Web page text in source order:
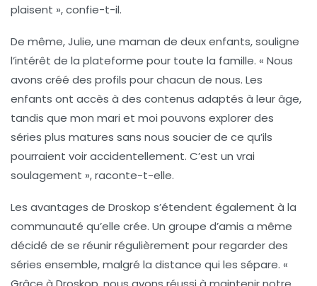
plaisent », confie-t-il.
De même, Julie, une maman de deux enfants, souligne
l’intérêt de la plateforme pour toute la famille. « Nous
avons créé des profils pour chacun de nous. Les
enfants ont accès à des contenus adaptés à leur âge,
tandis que mon mari et moi pouvons explorer des
séries plus matures sans nous soucier de ce qu’ils
pourraient voir accidentellement. C’est un vrai
soulagement », raconte-t-elle.
Les avantages de Droskop s’étendent également à la
communauté qu’elle crée. Un groupe d’amis a même
décidé de se réunir régulièrement pour regarder des
séries ensemble, malgré la distance qui les sépare. «